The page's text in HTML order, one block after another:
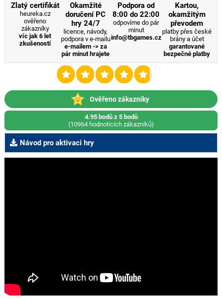
Zlatý certifikát
heureka.cz
ověřeno
zákazníky
víc jak 6 let
zkušeností
Okamžité
doručení PC
hry 24/7
licence, návody,
podpora v e-mailu
e-mailem -> za
pár minut hrajete
Podpora od
8:00 do 22:00
odpovíme do pár
minut
info@tbgames.cz
Kartou,
okamžitým
převodem
platby přes české
brány a účet
garantované
bezpečné platby
Ověřeno zákazníky
4.95 bodů z 5 bodů
(10964 hodnotících zákazníků)
Návod pro aktivaci hry